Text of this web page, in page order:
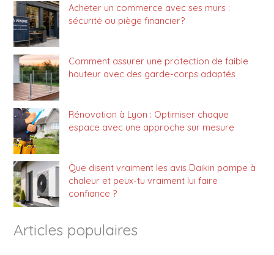
Acheter un commerce avec ses murs :
sécurité ou piège financier?
Comment assurer une protection de faible
hauteur avec des garde-corps adaptés
Rénovation à Lyon : Optimiser chaque
espace avec une approche sur mesure
Que disent vraiment les avis Daikin pompe à
chaleur et peux-tu vraiment lui faire
confiance ?
Articles populaires